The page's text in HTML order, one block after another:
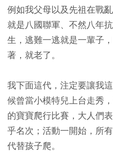
例如我父母以及先祖在戰
就是八國聯軍、不然八年
生，逃難一逃就是一輩子
著，就老了。
我下面這代，注定要讓我
候曾當小模特兒上台走秀
的寶寶爬行比賽，大人們
乎名次；活動一開始，所
代替孩子爬。